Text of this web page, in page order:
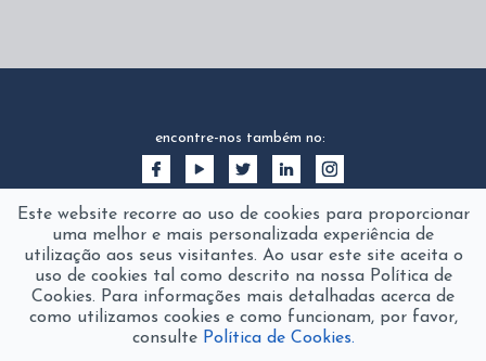
encontre-nos também no:
2016 © fanamol
Este website recorre ao uso de cookies para proporcionar
uma melhor e mais personalizada experiência de
utilização aos seus visitantes. Ao usar este site aceita o
uso de cookies tal como descrito na nossa Política de
Cookies. Para informações mais detalhadas acerca de
como utilizamos cookies e como funcionam, por favor,
consulte Política de Cookies.